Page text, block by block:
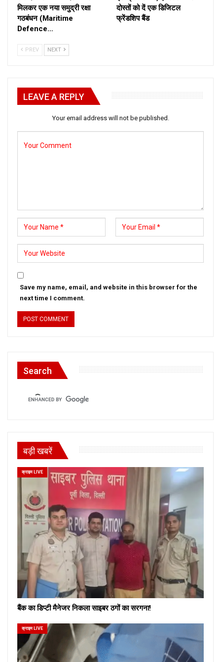
मिलकर एक नया समुद्री रक्षा
गठबंधन (Maritime
Defence…
दोस्तों को दें एक डिजिटल
फ्रेंडशिप बैंड
PREV NEXT
LEAVE A REPLY
Your email address will not be published.
Save my name, email, and website in this browser for the
next time I comment.
Search
बड़ी खबरें
क्राइम LIVE
बैंक का डिप्टी मैनेजर निकला साइबर ठगों का सरगना!
क्राइम LIVE